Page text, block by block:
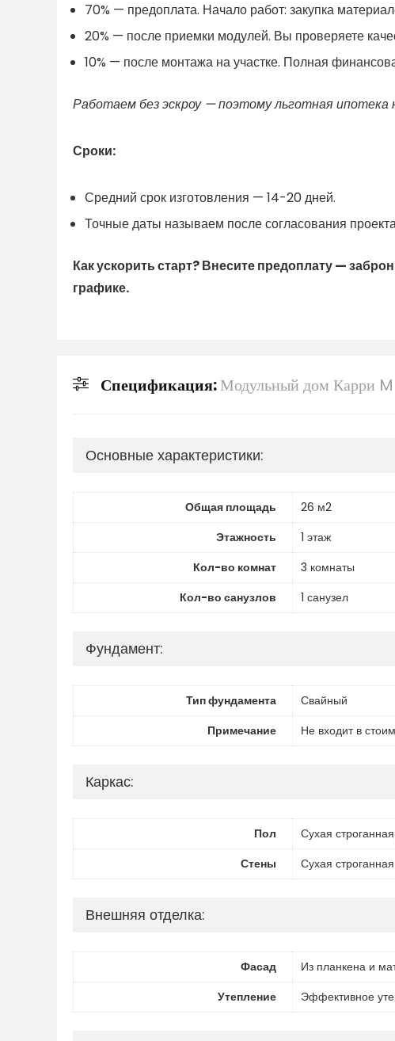
70% — предоплата. Начало работ: закупка
20% — после приемки модулей. Вы проверяете
10% — после монтажа на участке. Полная
Работаем без эскроу — поэтому льготная ипотека
Сроки:
Средний срок изготовления — 14-20 дней.
Точные даты называем после согласования
Как ускорить старт? Внесите предоплату —
графике.
Спецификация:Модульный дом Карри
Основные характеристики:
Общая площадь
26 м2
Этажность
1 этаж
Кол-во комнат
3 комнаты
Кол-во санузлов
1 санузел
Фундамент:
Тип фундамента
Свайный
Примечание
Не входит в
Каркас:
Пол
Сухая
Стены
Сухая
Внешняя отделка:
Фасад
Из планкена и
Утепление
Эффективное